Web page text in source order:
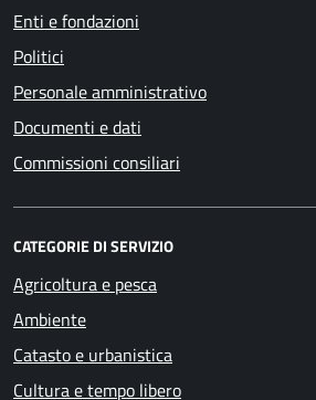
Enti e fondazioni
Politici
Personale amministrativo
Documenti e dati
Commissioni consiliari
CATEGORIE DI SERVIZIO
Agricoltura e pesca
Ambiente
Catasto e urbanistica
Cultura e tempo libero